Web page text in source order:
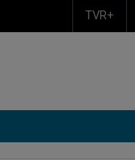
TVR+